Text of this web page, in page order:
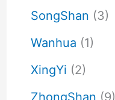
SongShan (3)
Wanhua (1)
XingYi (2)
ZhongShan (9)